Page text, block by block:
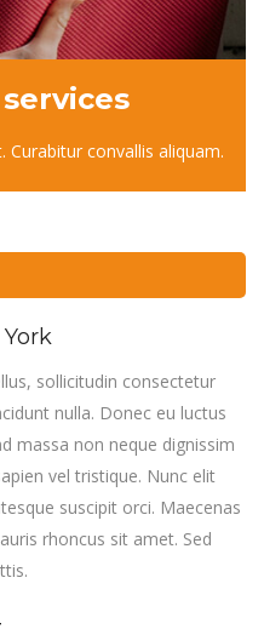
Curabitur convallis aliquam.
sollicitudin consectetur
nulla. Donec eu luctus
massa non neque dignissim
vel tristique. Nunc elit
suscipit orci. Maecenas
rhoncus sit amet. Sed